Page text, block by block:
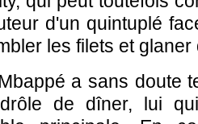
d'un quintuplé
les filets et
a sans doute
de dîner, lui